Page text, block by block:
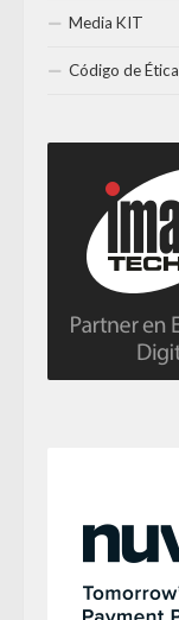
Media KIT
Código de Ética